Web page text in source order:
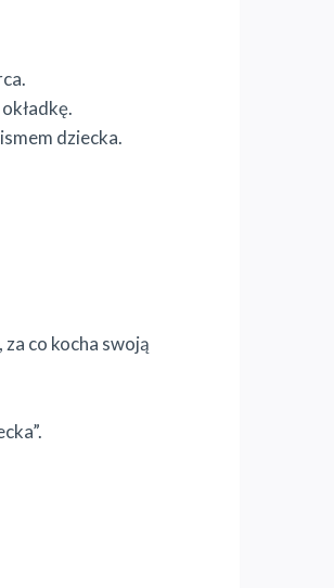
dziecka.
za co kocha swoją